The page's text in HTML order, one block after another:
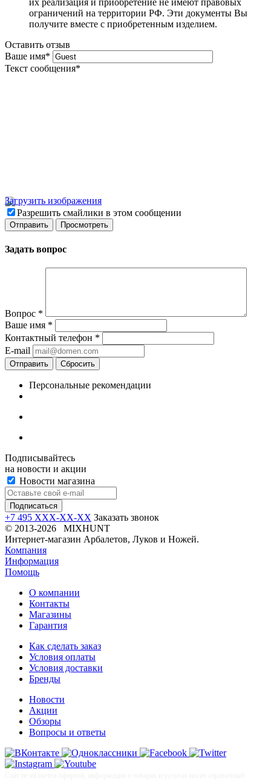
ограничений на территории РФ. Эти документы Вы
получите вместе с приобретенным изделием.
Оставить отзыв
Ваше имя*
Текст сообщения*
Загрузить изображения
Разрешить смайлики в этом сообщении
Задать вопрос
Вопрос *
Ваше имя *
Контактный телефон *
E-mail
Отправить Сбросить
Персональные рекомендации
Подписывайтесь
на новости и акции
Новости магазина
+7 495 XXX-XX-XX Заказать звонок
© 2013-2026 MIXHUNT
Интернет-магазин Арбалетов, Луков и Ножей.
Компания
Информация
Помощь
О компании
Контакты
Магазины
Гарантия
Как сделать заказ
Условия оплаты
Условия доставки
Бренды
Новости
Акции
Обзоры
Вопросы и ответы